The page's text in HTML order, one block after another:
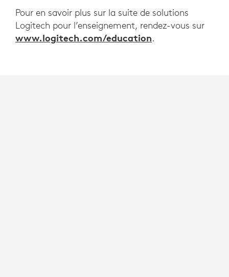
Pour en savoir plus sur la suite de solutions
Logitech pour l’enseignement, rendez-vous sur
www.logitech.com/education.